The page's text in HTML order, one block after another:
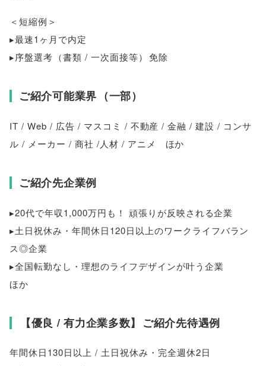
＜短縮例＞
▸最速1ヶ月で内定
▸序盤選考 （書類 / 一次面接等） 免除
ご紹介可能業界 （一部）
IT / Web / 広告 / マスコミ / 不動産 / 金融 / 建設 / コンサ
ル / メーカー / 商社 /人材 / アニメ ほか
ご紹介先企業例
▸20代で年収1,000万円も！ 頑張りが反映される企業
▸土日祝休み・年間休日120日以上のワークライフバラン
ス◎企業
▸全国転勤なし・理想のライフデザインが叶う企業
ほか
【優良 / 有力企業多数】 ご紹介先待遇例
年間休日130日以上 / 土日祝休み・完全週休2日